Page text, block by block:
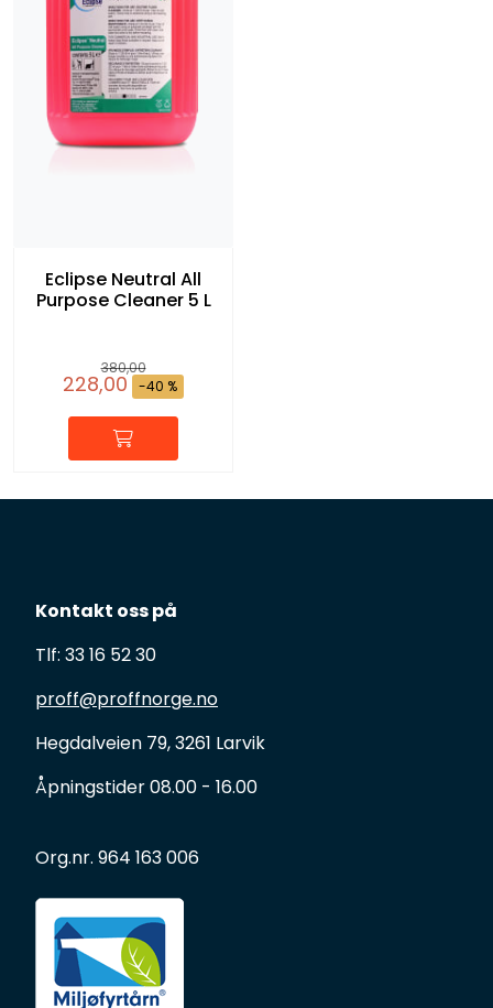
Eclipse Neutral All
Purpose Cleaner 5 L
380,00
228,00 -40 %
Kontakt oss på
Tlf: 33 16 52 30
proff@proffnorge.no
Hegdalveien 79, 3261 Larvik
Åpningstider 08.00 - 16.00
Org.nr. 964 163 006